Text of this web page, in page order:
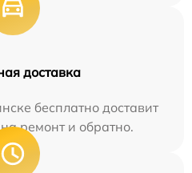
доставка
бесплатно доставит
ремонт и обратно.